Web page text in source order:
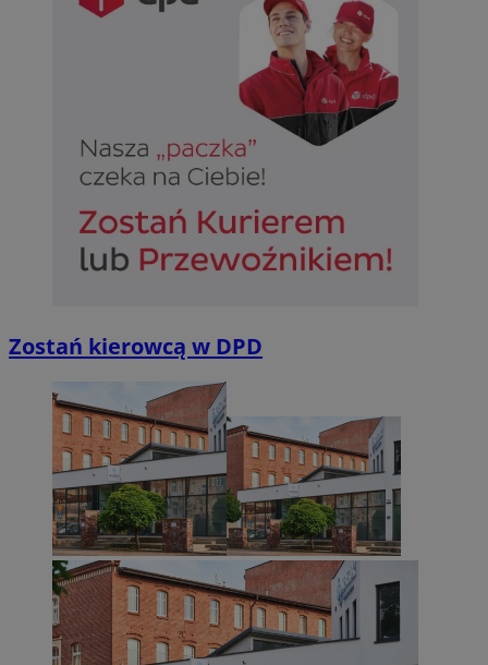
Zostań kierowcą w DPD